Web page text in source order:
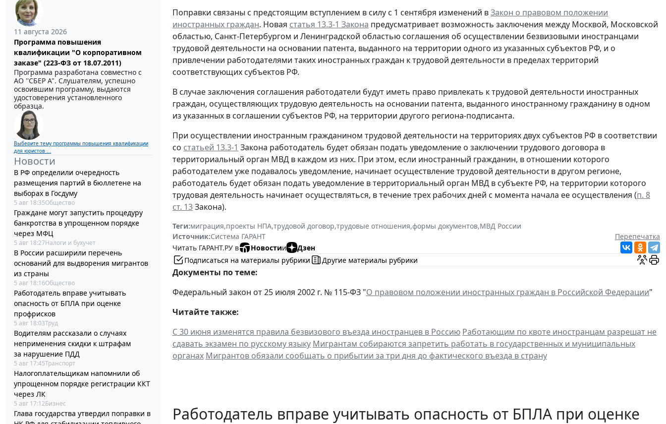
11 августа 2026
Программа повышения
квалификации "О корпоративном
заказе" (223-ФЗ от 18.07.2011)
Программа разработана совместно с
АО ''СБЕР А". Слушателям, успешно
освоившим программу, выдаются
удостоверения установленного
образца.
Выберите тему программы повышения квалификации
для юристов ...
Новости
В РФ определили очередность
размещения партий в бюллетене на
выборах в Госдуму
5 авг 18:35Общество
Граждане могут запустить процедуру
банкротства в упрощенном порядке
через МФЦ
5 авг 18:27Налоги и бухучет
В России расширили перечень
оснований для выдворения мигрантов
из страны
5 авг 18:16Общество
Работодатель вправе учитывать
опасность от БПЛА при оценке
профрисков
5 авг 18:03Труд
Водителям рассказали о случаях
неприменения скидки к штрафам
за нарушение ПДД
5 авг 17:45Транспорт
Налогоплательщикам напомнили об
упрощенном порядке регистрации ККТ
через ЛК
5 авг 17:12Бизнес
Глава государства утвердил поправки в
Поправки связаны с предстоящим вступлением в силу с 1 сентября изменений вЗакон о правовом положении
иностранных граждан. Новая статья 13.3-1 Закона предусматривает возможность заключения между Москвой, Московской
областью, Санкт-Петербургом и Ленинградской областью соглашения об осуществлении безвизовыми иностранцами
трудовой деятельности на основании патента, выданного на территории одного из указанных субъектов РФ, и о
привлечении работодателями таких иностранных граждан к трудовой деятельности в пределах территорий
соответствующих субъектов РФ.
В случае заключения соглашения работодатели будут иметь право привлекать к трудовой деятельности иностранных
граждан, осуществляющих трудовую деятельность на основании патента, выданного иностранному гражданину в одном
из указанных в соглашении субъектов РФ, на территории другого региона-подписанта.
При осуществлении иностранным гражданином трудовой деятельности на территориях двух субъектов РФ в соответствии
со статьей 13.3-1 Закона работодатель будет обязан подать уведомление о заключении трудового договора в
территориальный орган МВД в каждом из них. При этом, если иностранный гражданин, в отношении которого
работодателем уже подавалось уведомление, начинает осуществление трудовой деятельности в другом регионе,
работодатель будет обязан подать уведомление в территориальный орган МВД в субъекте РФ, на территории которого
трудовая деятельность начинает осуществляться, в течение трех рабочих дней с момента начала ее осуществления (п. 8
ст. 13Закона).
Теги:миграция,проекты НПА,трудовой договор,трудовые отношения,формы документов,МВД России
Источник:Система ГАРАНТ
Перепечатка
Читать ГАРАНТ.РУ в
Новостии
Дзен
Подписаться на материалы рубрики
Другие материалы рубрики
Документы по теме:
Федеральный закон от 25 июля 2002 г. № 115-ФЗ "О правовом положении иностранных граждан в Российской Федерации"
Читайте также:
С 30 июня изменятся правила безвизового въезда иностранцев в Россию Работающим по квоте иностранцам разрешат не
сдавать экзамен по русскому языку Мигрантам собираются запретить работать в государственных и муниципальных
органах Мигрантов обязали сообщать о прибытии за три дня до фактического въезда в страну
Работодатель вправе учитывать опасность от БПЛА при оценке